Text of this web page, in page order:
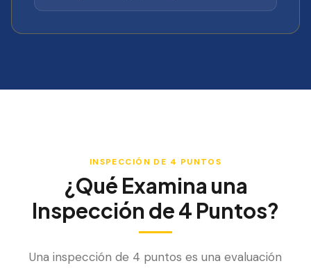
INSPECCIÓN DE 4 PUNTOS
¿Qué Examina una
Inspección de 4 Puntos?
Una inspección de 4 puntos es una evaluación